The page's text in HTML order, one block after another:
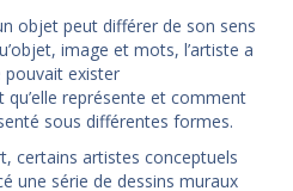
objet peut différer de son sens
image et mots, l’artiste a
exister
qu’elle représente et comment
sous différentes formes.
certains artistes conceptuels
une série de dessins muraux